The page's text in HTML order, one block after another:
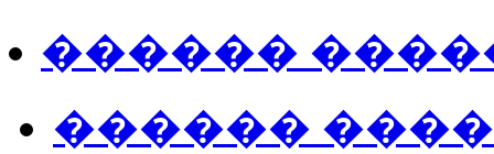
������
������